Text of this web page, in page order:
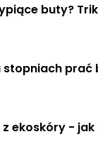
buty?
stopniach prać
z ekoskóry -